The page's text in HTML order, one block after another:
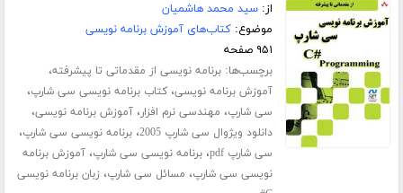
از:سید محمد هاشمیان
موضوع:کتاب‌های آموزش برنامه نویسی
۹۵۱ صفحه
برچسب‌ها:برنامه نویسی از مقدماتی تا پیشرفته،
آموزش برنامه نویسی،کتاب برنامه نویسی سی شارپ،
سی شارپ، مهندسی نرم افزار،آموزش برنامه نویسی،
دانلود ویژوال سی شارپ 2005 ،برنامه نویسی سی شارپ،
سی شارپ pdf ،برنامه نویسی سی شارپ،آموزش برنامه
نویسی سی شارپ، مسائل سی شارپ، زبان برنامه نویسی